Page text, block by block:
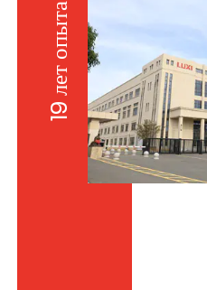
19 лет опыта